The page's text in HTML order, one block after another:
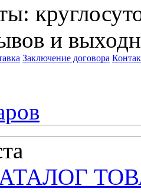
и
Заключение договора